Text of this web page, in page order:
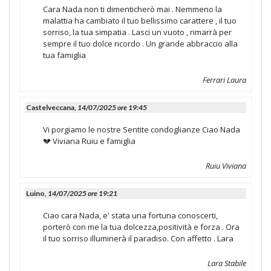
Cara Nada non ti dimenticherò mai . Nemmeno la
malattia ha cambiato il tuo bellissimo carattere , il tuo
sorriso, la tua simpatia . Lasci un vuoto , rimarrà per
sempre il tuo dolce ricordo . Un grande abbraccio alla
tua famiglia
Ferrari Laura
Castelveccana, 14/07/2025 ore 19:45
Vi porgiamo le nostre Sentite condoglianze Ciao Nada
💔 Viviana Ruiu e famiglia
Ruiu Viviana
Luino, 14/07/2025 ore 19:21
Ciao cara Nada, e' stata una fortuna conoscerti,
porterò con me la tua dolcezza,positività e forza . Ora
il tuo sorriso illuminerà il paradiso. Con affetto . Lara
Lara Stabile